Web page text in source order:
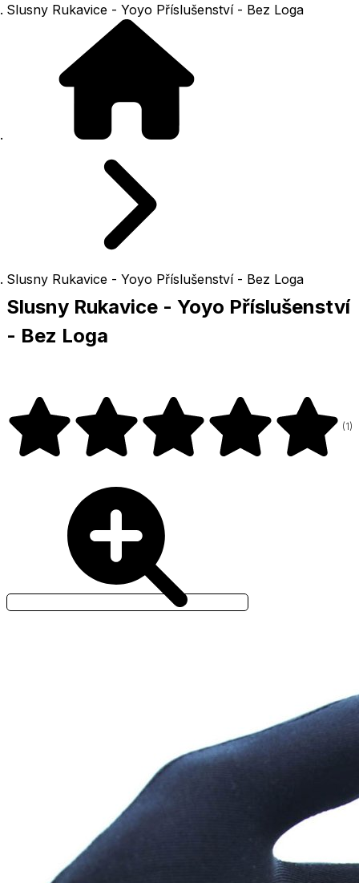
Slusny Rukavice - Yoyo Příslušenství - Bez Loga
Slusny Rukavice - Yoyo Příslušenství - Bez Loga
Slusny Rukavice - Yoyo Příslušenství
- Bez Loga
(1)